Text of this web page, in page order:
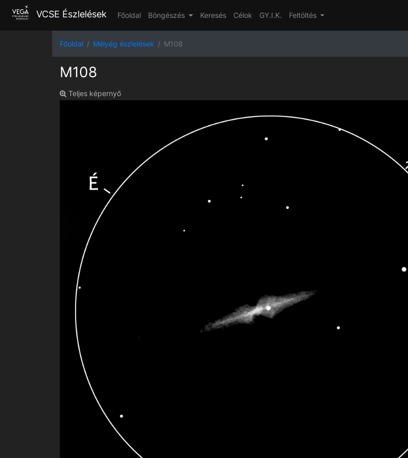
VCSE Észlelések Főoldal Böngészés Keresés Célok GY.I.K. Feltöltés
Főoldal Mélyég észlelések M108
M108
Teljes képernyő